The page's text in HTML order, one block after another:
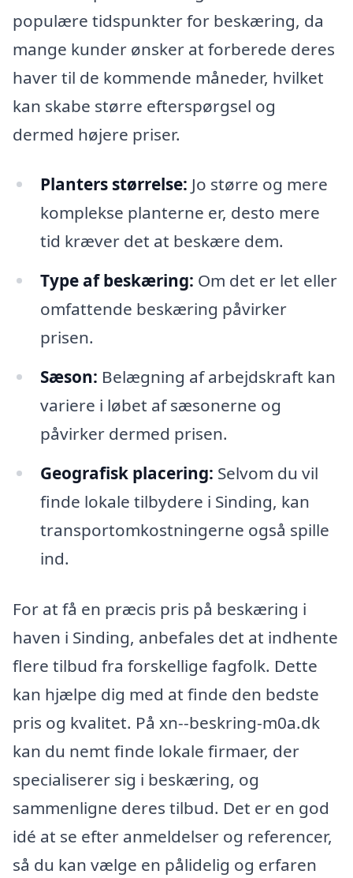
populære tidspunkter for beskæring, da
mange kunder ønsker at forberede deres
haver til de kommende måneder, hvilket
kan skabe større efterspørgsel og
dermed højere priser.
Planters størrelse: Jo større og mere
komplekse planterne er, desto mere
tid kræver det at beskære dem.
Type af beskæring: Om det er let eller
omfattende beskæring påvirker
prisen.
Sæson: Belægning af arbejdskraft kan
variere i løbet af sæsonerne og
påvirker dermed prisen.
Geografisk placering: Selvom du vil
finde lokale tilbydere i Sinding, kan
transportomkostningerne også spille
ind.
For at få en præcis pris på beskæring i
haven i Sinding, anbefales det at indhente
flere tilbud fra forskellige fagfolk. Dette
kan hjælpe dig med at finde den bedste
pris og kvalitet. På xn--beskring-m0a.dk
kan du nemt finde lokale firmaer, der
specialiserer sig i beskæring, og
sammenligne deres tilbud. Det er en god
idé at se efter anmeldelser og referencer,
så du kan vælge en pålidelig og erfaren